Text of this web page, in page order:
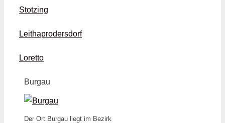
Stotzing
Leithaprodersdorf
Loretto
Burgau
Der Ort Burgau liegt im Bezirk